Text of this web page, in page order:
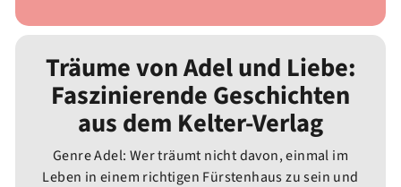
Träume von Adel und Liebe:
Faszinierende Geschichten
aus dem Kelter-Verlag
Genre Adel: Wer träumt nicht davon, einmal im
Leben in einem richtigen Fürstenhaus zu sein und